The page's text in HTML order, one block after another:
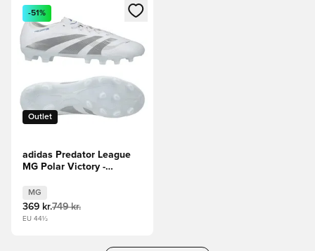
Åbner en Modal til at logge ind eller tilmelde dig som
Outlet
-51%
adidas Predator League
MG Polar Victory -
MG
369 kr.749 kr.
EU 44½